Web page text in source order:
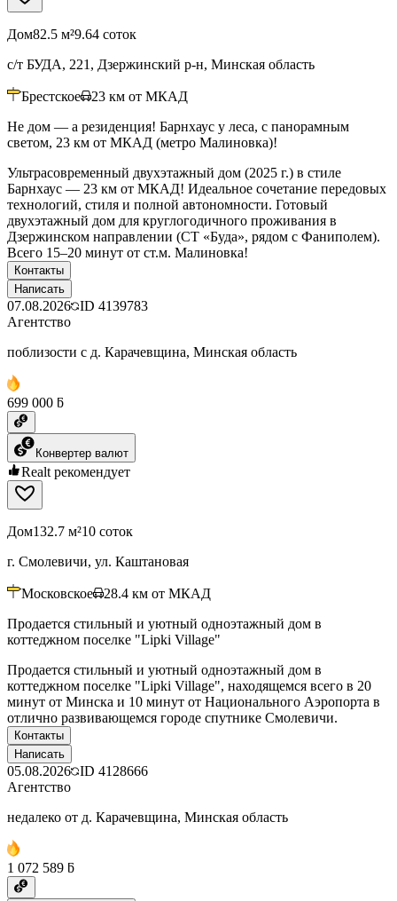
Дом82.5 м²9.64 соток
с/т БУДА, 221, Дзержинский р-н, Минская область
Брестское 23 км от МКАД
Не дом — а резиденция! Барнхаус у леса, с панорамным
светом, 23 км от МКАД (метро Малиновка)!
Ультрасовременный двухэтажный дом (2025 г.) в стиле
Барнхаус — 23 км от МКАД! Идеальное сочетание передовых
технологий, стиля и полной автономности. Готовый
двухэтажный дом для круглогодичного проживания в
Дзержинском направлении (СТ «Буда», рядом с Фаниполем).
Всего 15–20 минут от ст.м. Малиновка!
Контакты
Написать
07.08.2026 ID 4139783
Агентство
поблизости с д. Карачевщина, Минская область
699 000 ƃ
Конвертер валют
Realt рекомендует
Дом132.7 м²10 соток
г. Смолевичи, ул. Каштановая
Московское 28.4 км от МКАД
Продается стильный и уютный одноэтажный дом в
коттеджном поселке "Lipki Village"
Продается стильный и уютный одноэтажный дом в
коттеджном поселке "Lipki Village", находящемся всего в 20
минут от Минска и 10 минут от Национального Аэропорта в
отлично развивающемся городе спутнике Смолевичи.
Контакты
Написать
05.08.2026 ID 4128666
Агентство
недалеко от д. Карачевщина, Минская область
1 072 589 ƃ